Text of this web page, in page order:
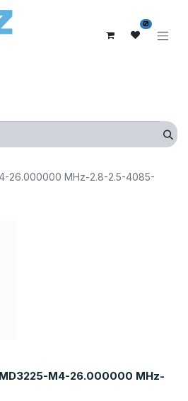
0
26.000000 MHz-2.8-2.5-4085-
M4-26.000000 MHz-